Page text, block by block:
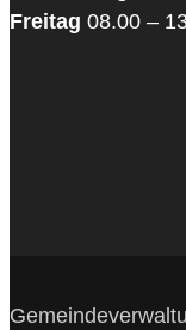
Freitag 08.00 –